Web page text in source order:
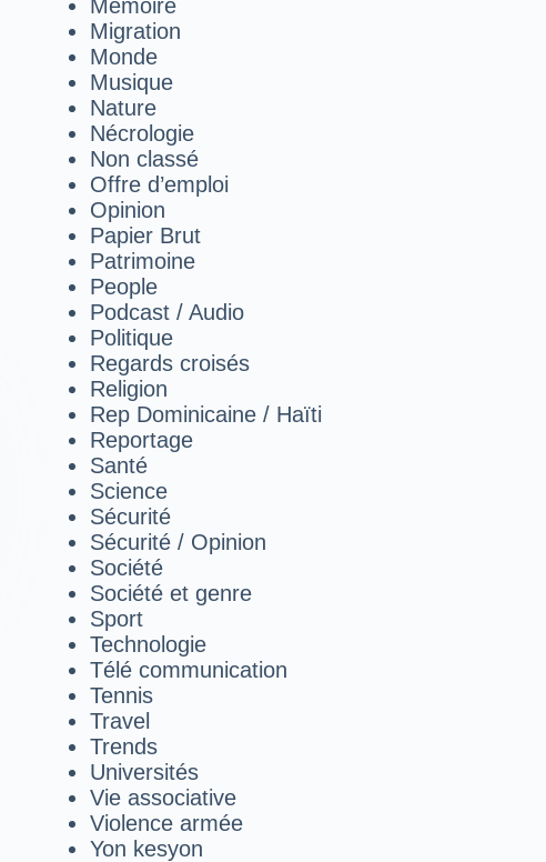
Mémoire
Migration
Monde
Musique
Nature
Nécrologie
Non classé
Offre d’emploi
Opinion
Papier Brut
Patrimoine
People
Podcast / Audio
Politique
Regards croisés
Religion
Rep Dominicaine / Haïti
Reportage
Santé
Science
Sécurité
Sécurité / Opinion
Société
Société et genre
Sport
Technologie
Télé communication
Tennis
Travel
Trends
Universités
Vie associative
Violence armée
Yon kesyon